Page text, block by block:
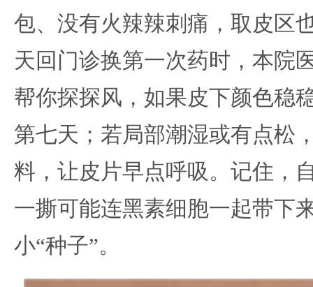
包、没有火辣辣刺痛，取皮区
天回门诊换第一次药时，本院
帮你探探风，如果皮下颜色稳
第七天；若局部潮湿或有点松
料，让皮片早点呼吸。记住，
一撕可能连黑素细胞一起带下
小“种子”。